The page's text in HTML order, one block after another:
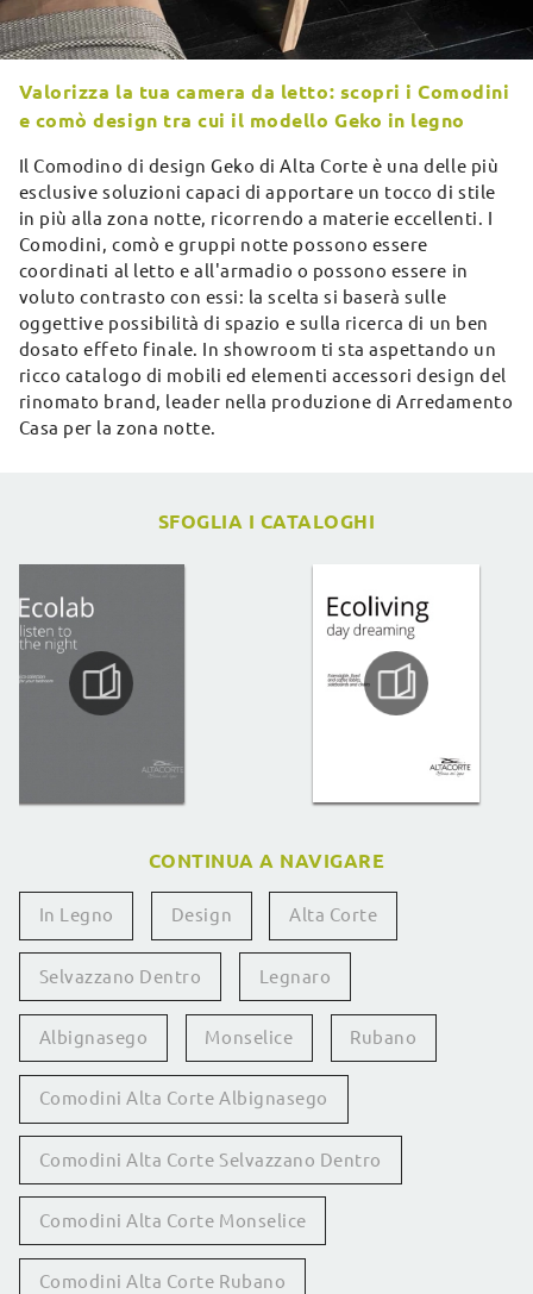
Valorizza la tua camera da letto: scopri i Comodini
e comò design tra cui il modello Geko in legno
Il Comodino di design Geko di Alta Corte è una delle più
esclusive soluzioni capaci di apportare un tocco di stile
in più alla zona notte, ricorrendo a materie eccellenti. I
Comodini, comò e gruppi notte possono essere
coordinati al letto e all'armadio o possono essere in
voluto contrasto con essi: la scelta si baserà sulle
oggettive possibilità di spazio e sulla ricerca di un ben
dosato effeto finale. In showroom ti sta aspettando un
ricco catalogo di mobili ed elementi accessori design del
rinomato brand, leader nella produzione di Arredamento
Casa per la zona notte.
SFOGLIA I CATALOGHI
CONTINUA A NAVIGARE
In Legno Design Alta Corte
Selvazzano Dentro Legnaro
Albignasego Monselice Rubano
Comodini Alta Corte Albignasego
Comodini Alta Corte Selvazzano Dentro
Comodini Alta Corte Monselice
Comodini Alta Corte Rubano